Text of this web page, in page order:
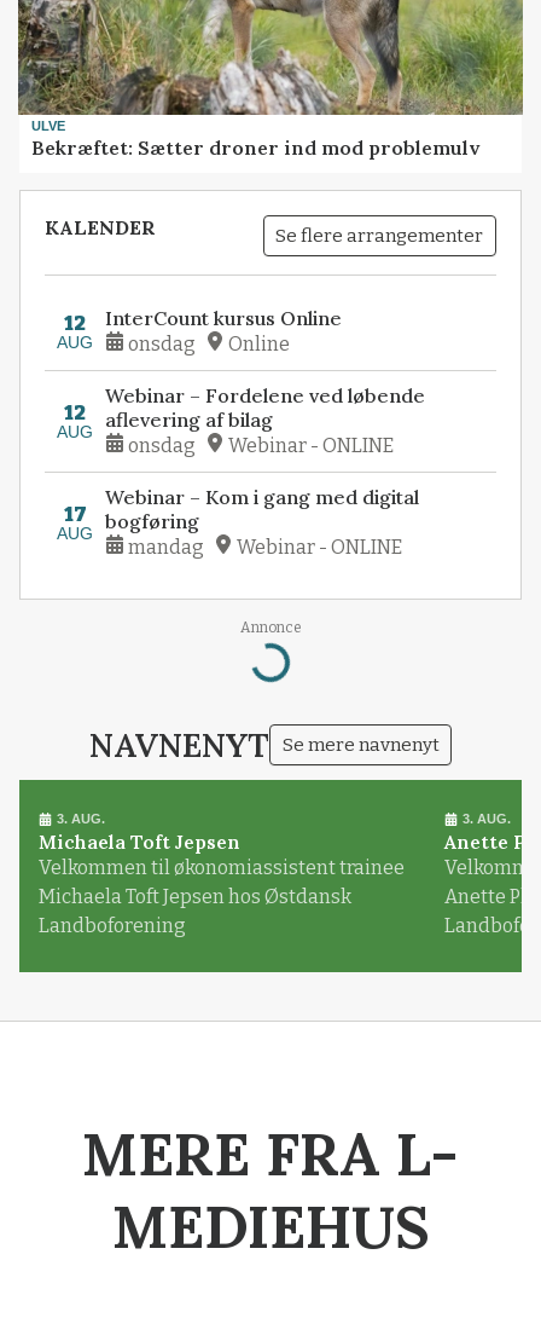
ULVE
Bekræftet: Sætter droner ind mod problemulv
KALENDER Se flere arrangementer
12
AUG
InterCount kursus Online
onsdag Online
12
AUG
Webinar – Fordelene ved løbende
aflevering af bilag
onsdag Webinar - ONLINE
17
AUG
Webinar – Kom i gang med digital
bogføring
mandag Webinar - ONLINE
Annonce
Loading...
NAVNENYT Se mere navnenyt
3. AUG.
Michaela Toft Jepsen
Velkommen til økonomiassistent trainee
Michaela Toft Jepsen hos Østdansk
Landboforening
3. AUG.
Anette
Anette
MERE FRA L-
MEDIEHUS